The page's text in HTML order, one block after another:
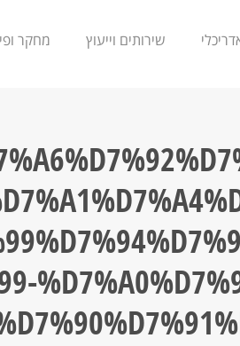
שירותים וייעוץ מחקר